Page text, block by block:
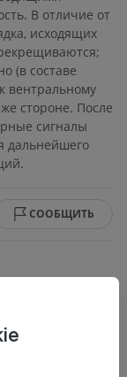
В отличие от
исходящих
(в составе
вентральному
стороне. После
сигналы
дальнейшего
СООБЩИТЬ
[Updated 2023
StatPearls